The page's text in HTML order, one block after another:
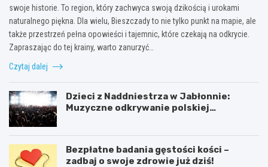
swoje historie. To region, który zachwyca swoją dzikością i urokami
naturalnego piękna. Dla wielu, Bieszczady to nie tylko punkt na mapie, ale
także przestrzeń pełna opowieści i tajemnic, które czekają na odkrycie.
Zapraszając do tej krainy, warto zanurzyć…
Czytaj dalej
Dzieci z Naddniestrza w Jabłonnie:
Muzyczne odkrywanie polskiej
Bezpłatne badania gęstości kości –
zadbaj o swoje zdrowie już dziś!